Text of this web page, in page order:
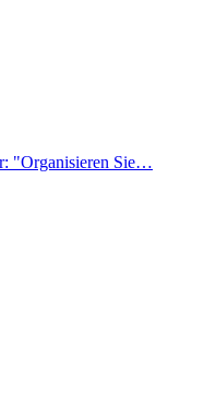
"Organisieren Sie…